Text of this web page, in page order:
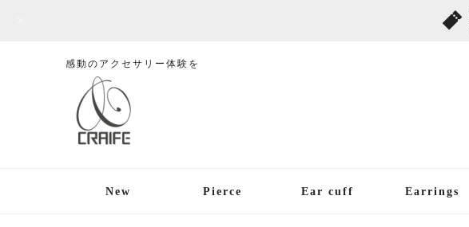
感動のアクセサリー体験を
New Pierce Ear cuff Earrings